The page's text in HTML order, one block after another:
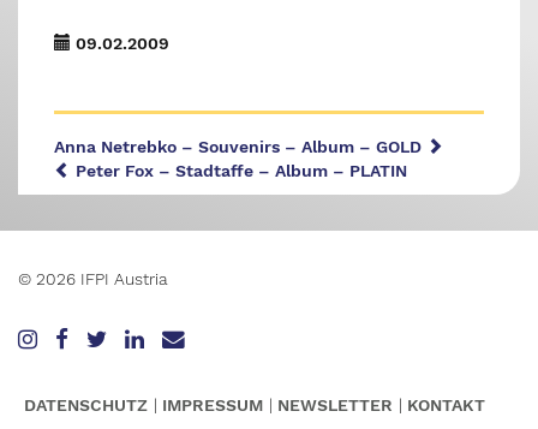
09.02.2009
Anna Netrebko – Souvenirs – Album – GOLD
Peter Fox – Stadtaffe – Album – PLATIN
© 2026 IFPI Austria
DATENSCHUTZ IMPRESSUM NEWSLETTER KONTAKT